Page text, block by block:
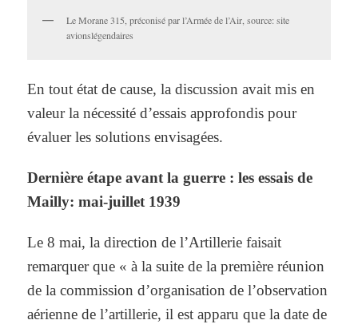
Le Morane 315, préconisé par l’Armée de l’Air, source: site
avionslégendaires
En tout état de cause, la discussion avait mis en
valeur la nécessité d’essais approfondis pour
évaluer les solutions envisagées.
Dernière étape avant la guerre : les essais de
Mailly: mai-juillet 1939
Le 8 mai, la direction de l’Artillerie faisait
remarquer que « à la suite de la première réunion
de la commission d’organisation de l’observation
aérienne de l’artillerie, il est apparu que la date de